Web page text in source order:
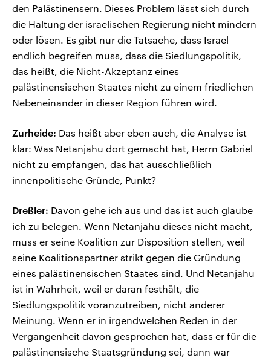
den Palästinensern. Dieses Problem lässt sich durch
die Haltung der israelischen Regierung nicht mindern
oder lösen. Es gibt nur die Tatsache, dass Israel
endlich begreifen muss, dass die Siedlungspolitik,
das heißt, die Nicht-Akzeptanz eines
palästinensischen Staates nicht zu einem friedlichen
Nebeneinander in dieser Region führen wird.
Zurheide: Das heißt aber eben auch, die Analyse ist
klar: Was Netanjahu dort gemacht hat, Herrn Gabriel
nicht zu empfangen, das hat ausschließlich
innenpolitische Gründe, Punkt?
Dreßler: Davon gehe ich aus und das ist auch glaube
ich zu belegen. Wenn Netanjahu dieses nicht macht,
muss er seine Koalition zur Disposition stellen, weil
seine Koalitionspartner strikt gegen die Gründung
eines palästinensischen Staates sind. Und Netanjahu
ist in Wahrheit, weil er daran festhält, die
Siedlungspolitik voranzutreiben, nicht anderer
Meinung. Wenn er in irgendwelchen Reden in der
Vergangenheit davon gesprochen hat, dass er für die
palästinensische Staatsgründung sei, dann war